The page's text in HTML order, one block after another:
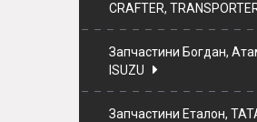
CRAFTER,
Запчастини Богдан,
ISUZU
Запчастини Еталон,